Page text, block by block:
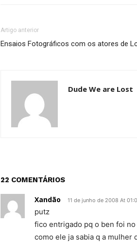
Artigo anterior
Ensaios Fotográficos com os atores de
Dude We are Lost
22 COMENTÁRIOS
Xandão 11 de junho de 2008 At
putz
fico entrigado pq o ben foi
como ele ja sabia q a mulher